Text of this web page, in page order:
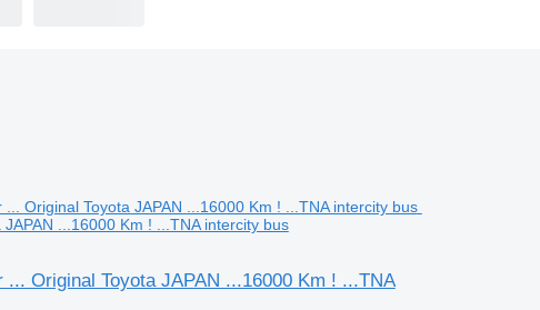
JAPAN ...16000 Km ! ...TNA intercity bus
... Original Toyota JAPAN ...16000 Km ! ...TNA